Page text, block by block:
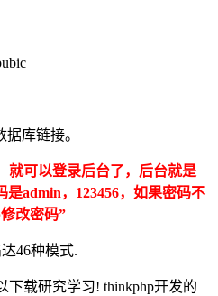
据库链接。
就可以登录后台了，后台就是
admin，123456，如果密码不
改密码”
46种模式.
载研究学习! thinkphp开发的